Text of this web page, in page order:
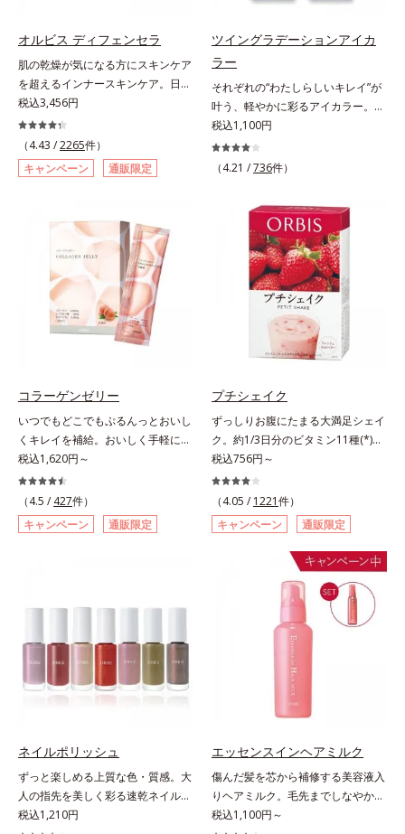
を描くように、よくなじませます。
②指先の感触が軽くなったら、水ま
たはぬるま湯でよく洗い流します。
※W洗顔は不要です。
従来のビタミンCに比べて吸収率が
差で届けるタイムデリバー設計をプ
ラスすることで体内に長く留め、最
大限アプローチしていきます。甘酸
っぱいパイン風味が口の中に爽やか
に広がる顆粒タイプ。水なしでもサ
ッと摂れます。
に早速、毎日2粒（目安）の新習慣
を始めましょう。* 紫外線などによ
り失われるビタミンCを中心とした
栄養成分の補給
オルビス ディフェンセラ
肌の乾燥が気になる方にスキンケア
を超えるインナースキンケア。日本
初(*1)“肌にもトクホ(*2)”！肌の乾燥
が気になる方に。高純度に精製した
米胚芽由来のグルコシルセラミドを
配合。「肌の水分を逃しにくくする
ため、肌の乾燥が気になる方に適し
アです。“飲むスキンケア”だから、
顔だけでなく、背中や足など、スキ
ンケア機能は全身にも。なかなか手
が回らない、ボディの乾燥対策にも
おすすめです。ゆずの爽やかな香り
とすっきりとした酸味が特徴の「ゆ
ず風味」、芳醇なマスカットの香り
「マスカット風味」、ピーチの甘い
香りと爽やかな甘味が楽しめる「ピ
ーチ風味」の3種のフレーバーをご
用意。その日の気分に合わせてチョ
イスできるから、より飽きにくく、
水なしで飲めるから、毎日手軽にお
いしく続けられます。*1 販売商品
として。*2 許可表示：本品に含ま
税込3,456円
（4.43 /2265件）
キャンペーン
通販限定
ツイングラデーションアイカ
ラー
それぞれの“わたしらしいキレイ”が
叶う、軽やかに彩るアイカラー。そ
れぞれの“わたしに似合う！”を叶え
る、絶妙な2色セットのデイリーア
イカラーです。自由に使い回せる濃
ョンが作れて、瞳の印象を確実に
UP。重ね方次第で印象の異なる仕
上がりが可能で、毎日のメイクがも
っと楽しくなります。それぞれの肌
色を考えたこだわりの色設計だか
ら、冒険カラーも肌にすんなりなじ
み、立体的で華やかな目元に仕上が
ります。容器の中でプレスされた粉
れて丸い粉体になる「バウンスロー
上で転がりやすく、ひと塗りでふわ
っとのび広がります。
税込1,100円
（4.21 /736件）
コラーゲンゼリー
いつでもどこでもぷるんっとおいし
くキレイを補給。おいしく手軽にキ
レイをチャージ！ おやつ感覚でハ
リと弾力のある毎日に欠かせない人
気のコラーゲンを補給できる、ステ
ィック型ゼリーです。吸収が早い、
分子の小さなコラーゲンが1袋にた
B6も加えました。コラーゲン特有
た、まるでフルーツゼリーのように
みずみずしいゼリーです。個包装の
スティックタイプだから、いつでも
どこでも片手でおいしくコラーゲン
になる悩みも、おやつやデザート時
にぷるんっと食べて解消を目指しま
しょう。脂肪分ゼロ＆1袋20kcal
で、ダイエット中でも安心です。各
商品の詳しい情報は商品ページをご
税込1,620円～
（4.5 / 427件）
キャンペーン
通販限定
プチシェイク
ずっしりお腹にたまる大満足シェイ
ク。約1/3日分のビタミン11種(*)・
鉄分・食物繊維配合でダイエットと
美容をしっかりサポート。食事とお
きかえるだけで簡単にカロリーを抑
えつつ、果実のいいところをまるご
と使って栄養バランスUP。食物繊
維やビタミン、鉄分などの不足しが
ちな栄養素をチャージして、健康的
なダイエットを後押しします。さら
に牛乳以外に、豆乳やヨーグルトに
も混ぜることができ、気分や摂りた
い栄養、空腹具合に合わせて食べ方
のアレンジは自由自在！自然な果実
の味を活かした美味しさで、ハッピ
ーなダイエットを目指します。* ビ
D、E、ナイアシン、パントテン
酸、葉酸各商品の詳しい情報は商品
ページをご覧ください。・BEAUTY
夏祭りは、こちら
税込756円～
（4.05 / 1221件）
キャンペーン
通販限定
ネイルポリッシュ
ずっと楽しめる上質な色・質感。大
人の指先を美しく彩る速乾ネイルカ
ラー。大人の手肌をきれいに見せ
税込1,210円
エッセンスインヘアミルク
傷んだ髪を芯から補修する美容液入
りヘアミルク。毛先までしなやかな
美髪へ。パサつき、広がり、枝毛、
税込1,100円～